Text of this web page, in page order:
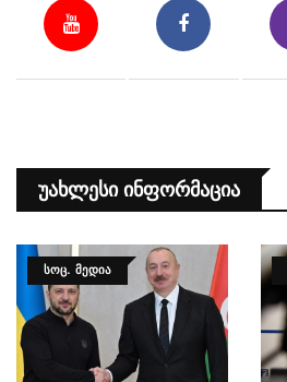
Უახლესი Ინფორმაცია
ᲡᲝᲪ. ᲛᲔᲓᲘᲐ